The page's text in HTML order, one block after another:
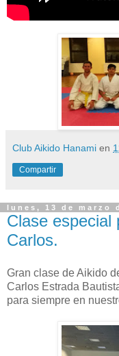
Club Aikido Hanami en
Compartir
lunes, 13 de marzo
Clase especial
Carlos.
Gran clase de Aikido
Carlos Estrada
para siempre en